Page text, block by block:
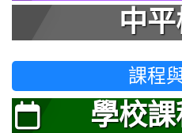
中
課程
學校